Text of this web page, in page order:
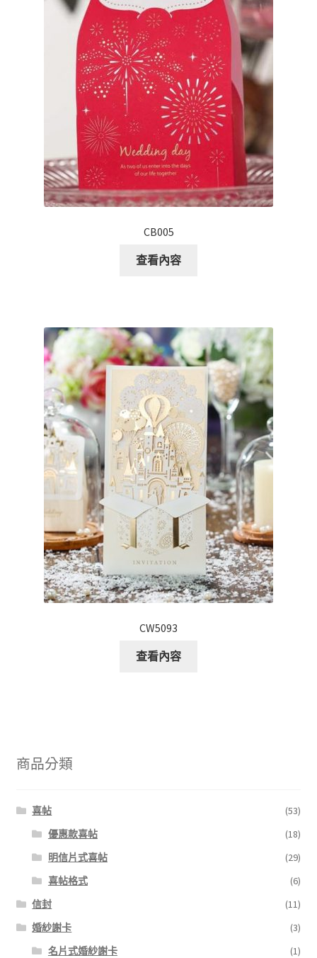
CB005
查看內容
CW5093
查看內容
商品分類
喜帖
(53)
優惠款喜帖
(18)
明信片式喜帖
(29)
喜帖格式
(6)
信封
(11)
婚紗謝卡
(3)
名片式婚紗謝卡
(1)